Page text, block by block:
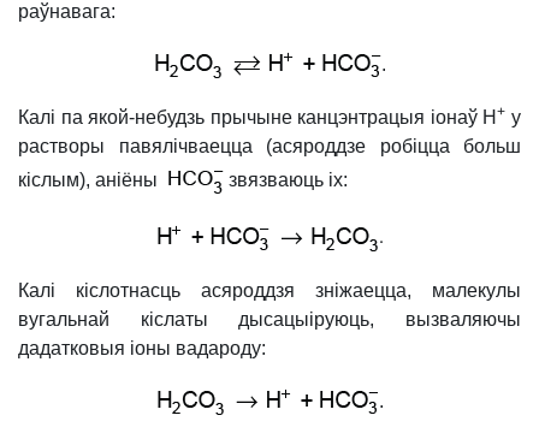
раўнавага:
.
Калі па якой-небудзь прычыне канцэнтрацыя іонаў H+ у
растворы павялічваецца (асяроддзе робіцца больш
кіслым), аніёны
звязваюць іх:
.
Калі кіслотнасць асяроддзя зніжаецца, малекулы
вугальнай кіслаты дысацыіруюць, вызваляючы
дадатковыя іоны вадароду:
.